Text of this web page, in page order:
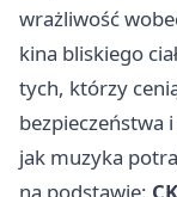
wrażliwość
kina bliskiego
tych, którzy
bezpieczeństwa
jak muzyka